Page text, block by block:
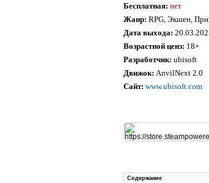
Бесплатная: нет
Жанр: RPG, Экшен,
Дата выхода:
Возрастной ценз: 18+
Разработчик: ubisoft
Движок: AnvilNext 2.0
Сайт: www.ubisoft.com
Содержание